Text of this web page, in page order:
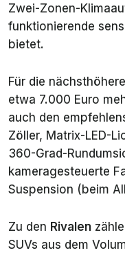
Zwei-Zonen-
funktionierende
bietet.
Für die
etwa 7.000 Euro
auch den
Zöller, Matrix-LED-
360-Grad-
kameragesteuerte
Suspension (beim
Zu den Rivalen
SUVs aus dem